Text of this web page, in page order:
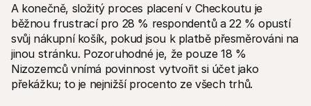
A konečně, složitý proces placení v Checkoutu je
běžnou frustrací pro 28 % respondentů a 22 % opustí
svůj nákupní košík, pokud jsou k platbě přesměrováni na
jinou stránku. Pozoruhodné je, že pouze 18 %
Nizozemců vnímá povinnost vytvořit si účet jako
překážku; to je nejnižší procento ze všech trhů.